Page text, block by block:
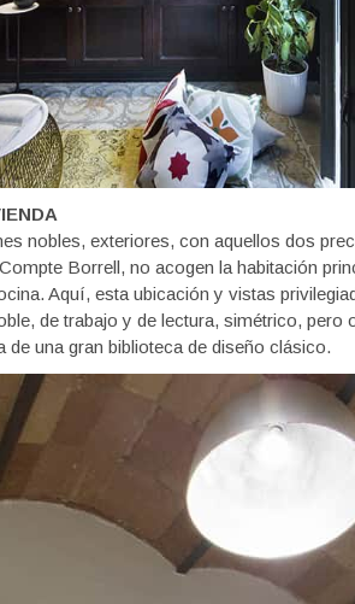
nobles, exteriores, con aquellos dos
Borrell, no acogen la habitación
Aquí, esta ubicación y vistas
de trabajo y de lectura, simétrico, pero
una gran biblioteca de diseño clásico.